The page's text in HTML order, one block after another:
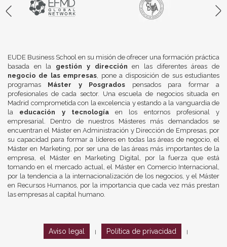
EUDE Business School en su misión de ofrecer una formación práctica
basada en la gestión y dirección en las diferentes áreas de
negocio de las empresas, pone a disposición de sus estudiantes
programas Máster y Posgrados pensados para formar a
profesionales de cada sector. Una escuela de negocios situada en
Madrid comprometida con la excelencia y estando a la vanguardia de
la educación y tecnologíaen los entornos profesional y
empresarial. Dentro de nuestros Másteres más demandados se
encuentran el Máster en Administración y Dirección de Empresas, por
su capacidad para formar a líderes en todas las áreas de negocio, el
Máster en Marketing, por ser una de las áreas más importantes de la
empresa, el Máster en Marketing Digital, por la fuerza que está
tomando en el mercado actual, el Máster en Comercio Internacional,
por la tendencia a la internacionalización de los negocios, y el Máster
en Recursos Humanos, por la importancia que cada vez más prestan
las empresas al capital humano.
Aviso legal Política de privacidad